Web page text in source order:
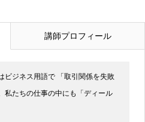
講師プロフィール
ジネス用語で 「取引関係を失敗
私たちの仕事の中にも「ディール